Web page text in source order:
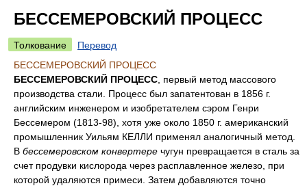
БЕССЕМЕРОВСКИЙ ПРОЦЕСС
Толкование
Перевод
БЕССЕМЕРОВСКИЙ ПРОЦЕСС
БЕССЕМЕРОВСКИЙ ПРОЦЕСС , первый метод массового
производства стали. Процесс был запатентован в 1856 г.
английским инженером и изобретателем сэром Генри
Бессемером (1813-98), хотя уже около 1850 г. американский
промышленник Уильям КЕЛЛИ применял аналогичный метод.
В бессемеровском конвертере чугун превращается в сталь за
счет продувки кислорода через расплавленное железо, при
которой удаляются примеси. Затем добавляются точно